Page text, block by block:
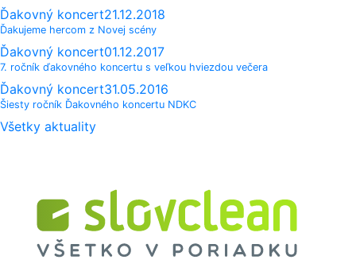
Ďakovný koncert21.12.2018
Ďakujeme hercom z Novej scény
Ďakovný koncert01.12.2017
7. ročník ďakovného koncertu s veľkou hviezdou večera
Ďakovný koncert31.05.2016
Šiesty ročník Ďakovného koncertu NDKC
Všetky aktuality